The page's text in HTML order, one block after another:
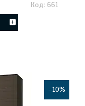
661
–10%